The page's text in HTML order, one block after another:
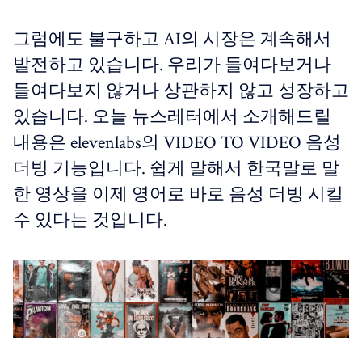
그럼에도 불구하고 AI의 시장은 계속해서
발전하고 있습니다. 우리가 들여다보거나
들여다보지 않거나 상관하지 않고 성장하고
있습니다. 오늘 뉴스레터에서 소개해드릴
내용은 elevenlabs의 VIDEO TO VIDEO 음성
더빙 기능입니다. 쉽게 말해서 한국말로 말
한 영상을 이제 영어로 바로 음성 더빙 시킬
수 있다는 것입니다.